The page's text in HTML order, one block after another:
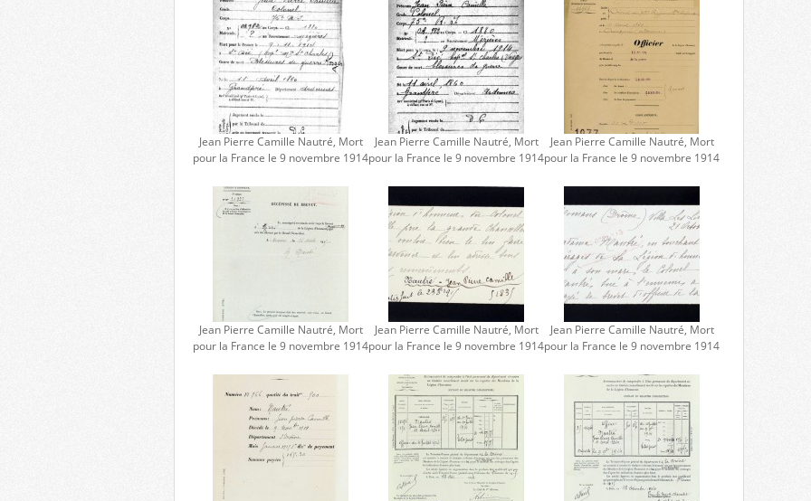
Jean Pierre Camille Nautré, Mort
pour la France le 9 novembre 1914
Jean Pierre Camille Nautré, Mort
pour la France le 9 novembre 1914
Jean Pierre Camille Nautré, Mort
pour la France le 9 novembre 1914
Jean Pierre Camille Nautré, Mort
pour la France le 9 novembre 1914
Jean Pierre Camille Nautré, Mort
pour la France le 9 novembre 1914
Jean Pierre Camille Nautré, Mort
pour la France le 9 novembre 1914